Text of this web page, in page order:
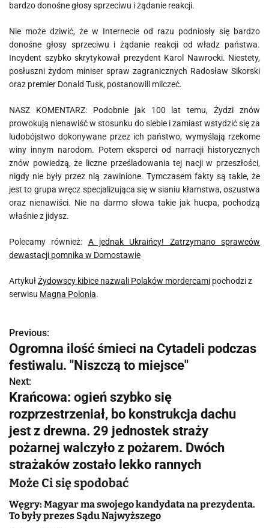
bardzo donośne głosy sprzeciwu i żądanie reakcji.
Nie może dziwić, że w Internecie od razu podniosły się bardzo
donośne głosy sprzeciwu i żądanie reakcji od władz państwa.
Incydent szybko skrytykował prezydent Karol Nawrocki. Niestety,
posłuszni żydom miniser spraw zagranicznych Radosław Sikorski
oraz premier Donald Tusk, postanowili milczeć.
NASZ KOMENTARZ: Podobnie jak 100 lat temu, Żydzi znów
prowokują nienawiść w stosunku do siebie i zamiast wstydzić się za
ludobójstwo dokonywane przez ich państwo, wymyślają rzekome
winy innym narodom. Potem eksperci od narracji historycznych
znów powiedzą, że liczne prześladowania tej nacji w przeszłości,
nigdy nie były przez nią zawinione. Tymczasem fakty są takie, że
jest to grupa wręcz specjalizująca się w sianiu kłamstwa, oszustwa
oraz nienawiści. Nie na darmo słowa takie jak hucpa, pochodzą
właśnie z jidysz.
Polecamy również: A jednak Ukraińcy! Zatrzymano sprawców
dewastacji pomnika w Domostawie
ArtykułŻydowscy kibice nazwali Polaków mordercami pochodzi z
serwisu Magna Polonia.
N
a
w
i
g
a
c
j
a
Previous:
Ogromna ilość śmieci na Cytadeli podczas
festiwalu. "Niszczą to miejsce"
Next:
Krańcowa: ogień szybko się
rozprzestrzeniał, bo konstrukcja dachu
jest z drewna. 29 jednostek straży
pożarnej walczyło z pożarem. Dwóch
strażaków zostało lekko rannych
Może Ci się spodobać
Węgry: Magyar ma swojego kandydata na prezydenta.
To były prezes Sądu Najwyższego